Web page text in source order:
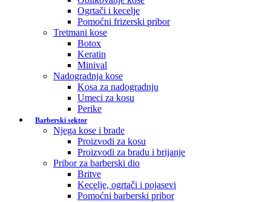
Ogrtači i kecelje
Pomoćni frizerski pribor
Tretmani kose
Botox
Keratin
Minival
Nadogradnja kose
Kosa za nadogradnju
Umeci za kosu
Perike
Barberski sektor
Njega kose i brade
Proizvodi za kosu
Proizvodi za bradu i brijanje
Pribor za barberski dio
Britve
Kecelje, ogrtači i pojasevi
Pomoćni barberski pribor